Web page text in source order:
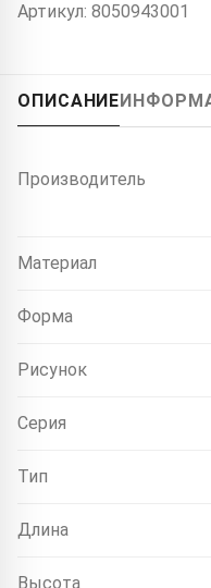
Артикул: 8050943001
ОПИСАНИЕ
Производитель
Материал
Форма
Рисунок
Серия
Тип
Длина
Высота